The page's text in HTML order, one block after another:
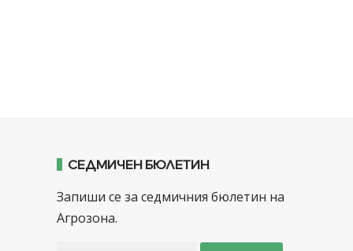
СЕДМИЧЕН БЮЛЕТИН
Запиши се за седмичния бюлетин на
Агрозона.